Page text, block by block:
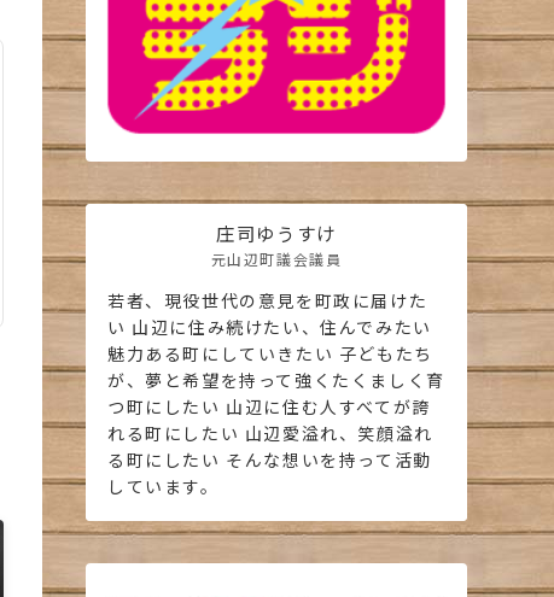
庄司ゆうすけ
元山辺町議会議員
若者、現役世代の意見を町政に届けた
い 山辺に住み続けたい、住んでみたい
魅力ある町にしていきたい 子どもたち
が、夢と希望を持って強くたくましく育
つ町にしたい 山辺に住む人すべてが誇
れる町にしたい 山辺愛溢れ、笑顔溢れ
る町にしたい そんな想いを持って活動
しています。